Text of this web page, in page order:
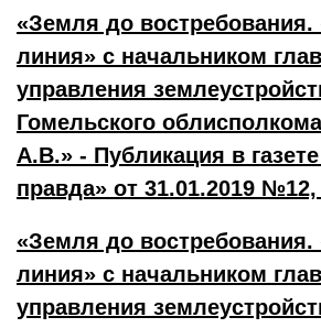
«Земля до
линия» с начальником
управления
Гомельского
А.В.» - Публикация в
правда» от 31.01.2019 №12,
«Земля до
линия» с начальником
управления